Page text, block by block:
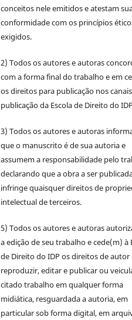
conceitos nele emitidos e atestam
conformidade com os princípios
exigidos.
2) Todos os autores e autoras
com a forma final do trabalho e em
os direitos para publicação nos
publicação da Escola de Direito do
3) Todos os autores e autoras
que o manuscrito é de sua autoria e
assumem a responsabilidade pelo
declarando que a obra a ser
infringe quaisquer direitos de
intelectual de terceiros.
5) Todos os autores e autoras
a edição de seu trabalho e cede(m) à
de Direito do IDP os direitos de autor
reproduzir, editar e publicar ou
citado trabalho em qualquer forma
midiática, resguardada a autoria, em
particular sob forma digital, em